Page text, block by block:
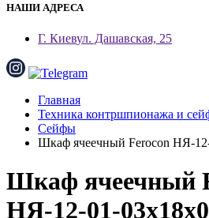
НАШИ АДРЕСА
Г. Киевул. Дашавская, 25
Главная
Техника контршпионажа и
Сейфы
Шкаф ячеечный Ferocon НЯ-
Шкаф ячеечный
НЯ-12-01-